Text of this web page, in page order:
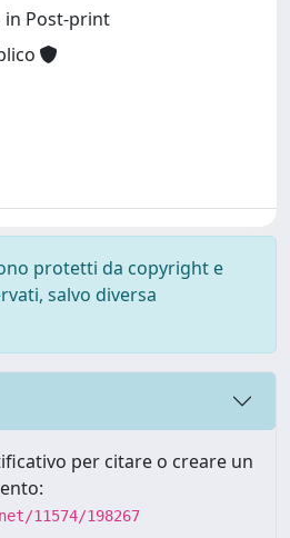
in Post-print
protetti da copyright e
salvo diversa
per citare o creare un
11574/198267